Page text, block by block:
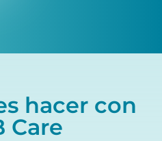
hacer con
Care